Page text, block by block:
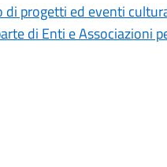
di progetti ed eventi
di Enti e Associazioni